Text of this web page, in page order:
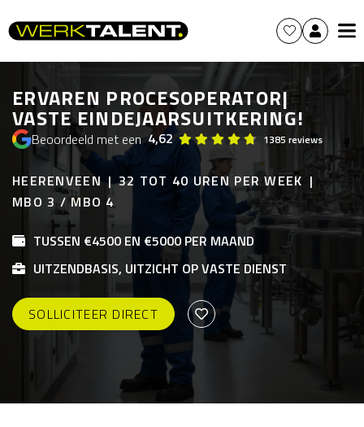
ERVAREN PROCESOPERATOR|
VASTE EINDEJAARSUITKERING!
Beoordeeld met een 4,62 1385 reviews
HEERENVEEN
32 TOT 40 UREN PER WEEK
MBO 3 / MBO 4
TUSSEN €4500 EN €5000 PER MAAND
UITZENDBASIS, UITZICHT OP VASTE DIENST
SOLLICITEER DIRECT